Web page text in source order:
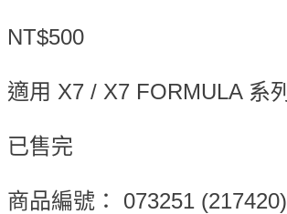
NT$500
適用 X7 / X7 FORMULA 系列
已售完
商品編號： 073251 (217420)